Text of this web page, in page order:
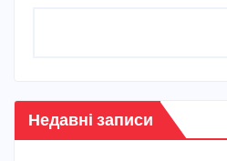
Недавні записи